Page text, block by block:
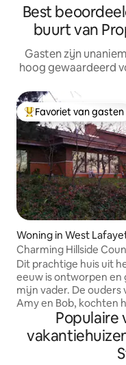
Best
buurt van
Gasten zijn
hoog gewaardeerd
Topfavoriet van
Favoriet van gasten
Woning in West
Charming Hillside
Dit prachtige huis uit
eeuw is ontworpen en
mijn vader. De ouders
Amy en Bob, kochten
ouders en hebben
Het is gevuld met
originele kunst.
buiten bent. Het is
Populaire